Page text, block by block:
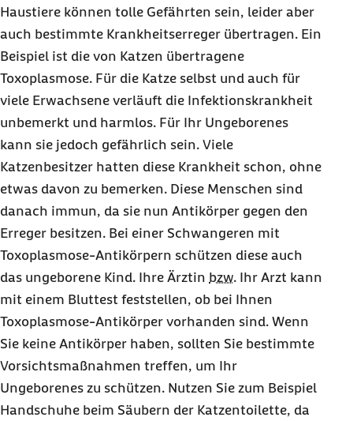
Haustiere können tolle Gefährten sein, leider aber
auch bestimmte Krankheitserreger übertragen. Ein
Beispiel ist die von Katzen übertragene
Toxoplasmose. Für die Katze selbst und auch für
viele Erwachsene verläuft die Infektionskrankheit
unbemerkt und harmlos. Für Ihr Ungeborenes
kann sie jedoch gefährlich sein. Viele
Katzenbesitzer hatten diese Krankheit schon, ohne
etwas davon zu bemerken. Diese Menschen sind
danach immun, da sie nun Antikörper gegen den
Erreger besitzen. Bei einer Schwangeren mit
Toxoplasmose-Antikörpern schützen diese auch
das ungeborene Kind. Ihre Ärztin bzw. Ihr Arzt kann
mit einem Bluttest feststellen, ob bei Ihnen
Toxoplasmose-Antikörper vorhanden sind. Wenn
Sie keine Antikörper haben, sollten Sie bestimmte
Vorsichtsmaßnahmen treffen, um Ihr
Ungeborenes zu schützen. Nutzen Sie zum Beispiel
Handschuhe beim Säubern der Katzentoilette, da